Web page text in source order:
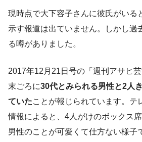
現時点で大下容子さんに彼氏がいる
示す報道は出ていません。しかし過
る噂がありました。
2017年12月21日号の「週刊アサヒ
末ごろに30代とみられる男性と2人
ていたことが報じられています。テ
情報によると、4人がけのボックス
男性のことが可愛くて仕方ない様子